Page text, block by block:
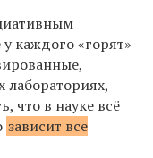
каждого «горят»
лабораториях,
что в науке всё
зависит все